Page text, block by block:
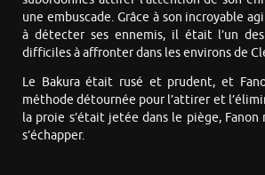
une embuscade. Grâce à son incroyable
à détecter ses ennemis, il était l’un
difficiles à affronter dans les environs de
Le Bakura était rusé et prudent, et
méthode détournée pour l’attirer et
la proie s’était jetée dans le piège, Fanon
s’échapper.